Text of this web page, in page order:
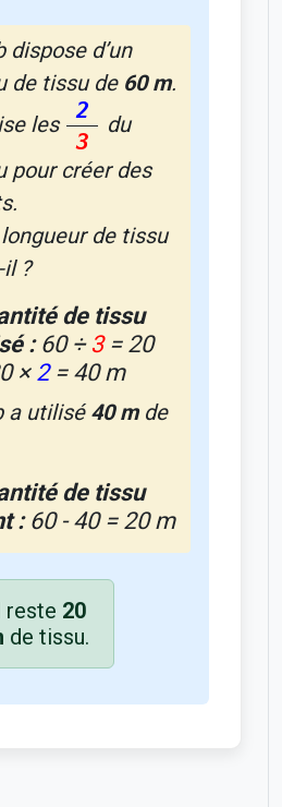
dispose d’un
de tissu de 60 m.
les
2
3
du
pour créer des
de tissu
?
de tissu
:60 ÷ 3= 20
× 2= 40 m
a utilisé 40 mde
de tissu
:60 - 40 = 20 m
reste 20
de tissu.